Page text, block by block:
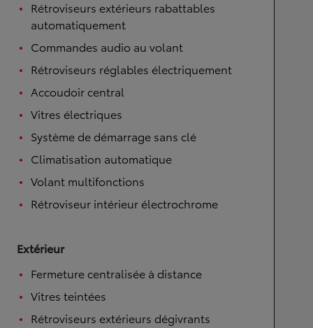
Rétroviseurs extérieurs rabattables
automatiquement
Commandes audio au volant
Rétroviseurs réglables électriquement
Accoudoir central
Vitres électriques
Système de démarrage sans clé
Climatisation automatique
Volant multifonctions
Rétroviseur intérieur électrochrome
Extérieur
Fermeture centralisée à distance
Vitres teintées
Rétroviseurs extérieurs dégivrants